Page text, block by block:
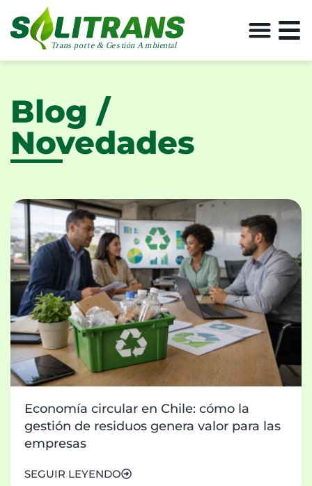
Blog /
Novedades
Economía circular en Chile: cómo la
gestión de residuos genera valor para las
empresas
SEGUIR LEYENDO